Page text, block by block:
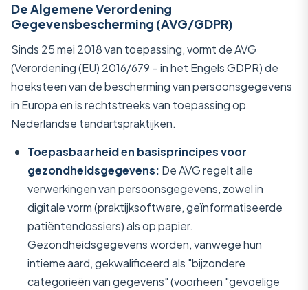
De Algemene Verordening
Gegevensbescherming (AVG/GDPR)
Sinds 25 mei 2018 van toepassing, vormt de AVG
(Verordening (EU) 2016/679 – in het Engels GDPR) de
hoeksteen van de bescherming van persoonsgegevens
in Europa en is rechtstreeks van toepassing op
Nederlandse tandartspraktijken.
Toepasbaarheid en basisprincipes voor
gezondheidsgegevens: De AVG regelt alle
verwerkingen van persoonsgegevens, zowel in
digitale vorm (praktijksoftware, geïnformatiseerde
patiëntendossiers) als op papier.
Gezondheidsgegevens worden, vanwege hun
intieme aard, gekwalificeerd als "bijzondere
categorieën van gegevens" (voorheen "gevoelige